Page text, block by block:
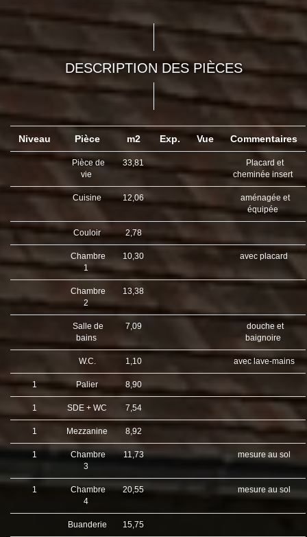
DESCRIPTION DES PIÈCES
Niveau Pièce m2 Exp. Vue Commentaires
Pièce de
vie
33,81
Placard et
cheminée insert
Cuisine 12,06
aménagée et
équipée
Couloir 2,78
Chambre
1
10,30 avec placard
Chambre
2
13,38
Salle de
bains
7,09
douche et
baignoire
W.C. 1,10 avec lave-mains
1 Palier 8,90
1 SDE + WC 7,54
1 Mezzanine 8,92
1
Chambre
3
11,73 mesure au sol
1
Chambre
4
20,55 mesure au sol
Buanderie 15,75